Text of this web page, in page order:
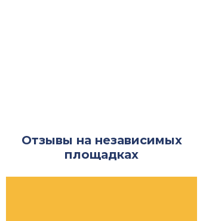
Отзывы на независимых
площадках